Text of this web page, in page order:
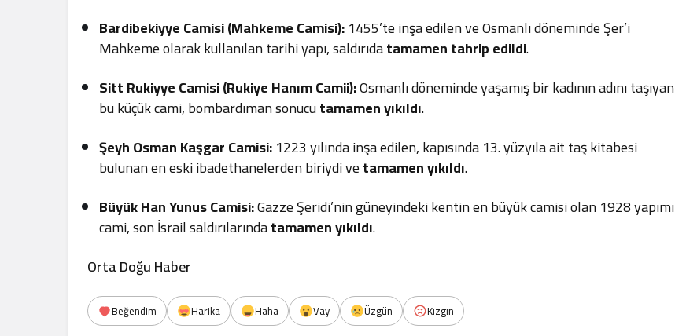
Bardibekiyye Camisi (Mahkeme Camisi):1455’te inşa edilen ve Osmanlı döneminde Şer’i
Mahkeme olarak kullanılan tarihi yapı, saldırıdatamamen tahrip edildi.
Sitt Rukiyye Camisi (Rukiye Hanım Camii):Osmanlı döneminde yaşamış bir kadının adını taşıyan
bu küçük cami, bombardıman sonucutamamen yıkıldı.
Şeyh Osman Kaşgar Camisi:1223 yılında inşa edilen, kapısında 13. yüzyıla ait taş kitabesi
bulunan en eski ibadethanelerden biriydi vetamamen yıkıldı.
Büyük Han Yunus Camisi:Gazze Şeridi’nin güneyindeki kentin en büyük camisi olan 1928 yapımı
cami, son İsrail saldırılarındatamamen yıkıldı.
Orta Doğu Haber
Beğendim Harika Haha Vay Üzgün Kızgın